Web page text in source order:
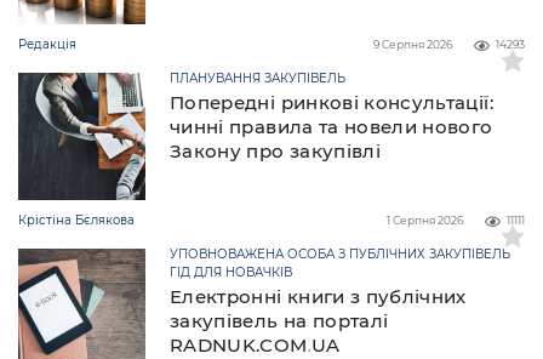
Редакція 14293
9 Серпня 2026
Попередні ринкові консультації:
чинні правила та новели нового
Закону про закупівлі
ПЛАНУВАННЯ ЗАКУПІВЕЛЬ
Крістіна Бєлякова 11111
1 Серпня 2026
Електронні книги з публічних
закупівель на порталі
RADNUK.COM.UA
УПОВНОВАЖЕНА ОСОБА З ПУБЛІЧНИХ ЗАКУПІВЕЛЬ
ГІД ДЛЯ НОВАЧКІВ